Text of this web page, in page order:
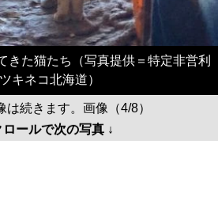
きた猫たち（写真提供＝特定非営利
キネコ北海道）
は続きます。画像（4/8）
ロールで次の写真 ↓